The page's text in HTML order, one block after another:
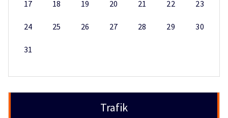
17 18 19 20 21 22 23
24 25 26 27 28 29 30
31
Trafik